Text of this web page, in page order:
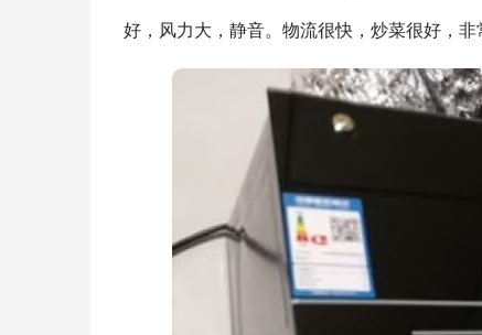
好，风力大，静音。物流很快，炒菜很好，非